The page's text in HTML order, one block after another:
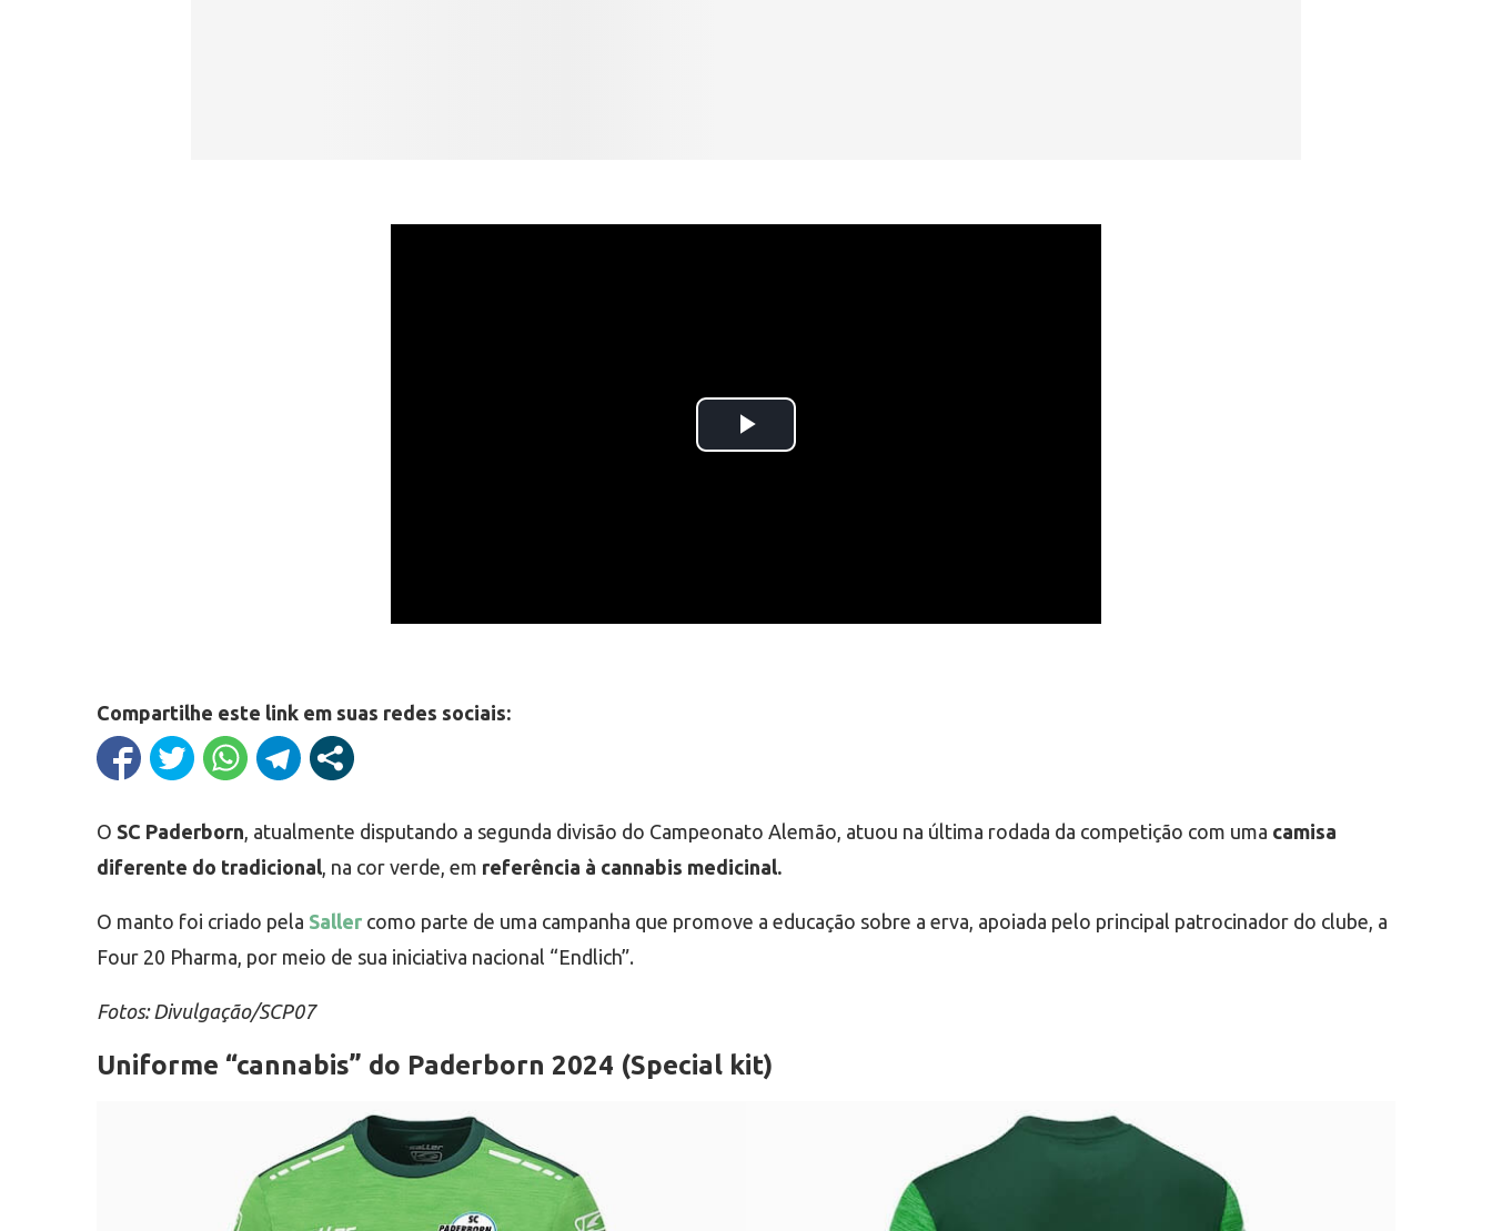
Compartilhe este link em suas redes sociais:
O SC Paderborn, atualmente disputando a segunda divisão do Campeonato Alemão, atuou na última rodada da competição com uma camisa
diferente do tradicional, na cor verde, em referência à cannabis medicinal.
O manto foi criado pela Saller como parte de uma campanha que promove a educação sobre a erva, apoiada pelo principal patrocinador do clube, a
Four 20 Pharma, por meio de sua iniciativa nacional “Endlich”.
Fotos: Divulgação/SCP07
Uniforme “cannabis” do Paderborn 2024 (Special kit)